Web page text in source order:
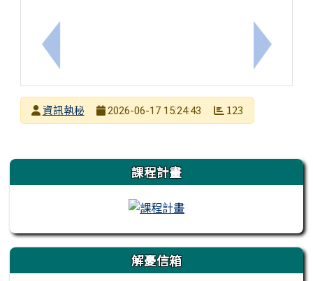
上一筆：臺南市立西港國民中學 115學年度代理教師
下一筆：
發布者
資訊執秘
2026-06-17 15:24:43 123
左邊區域內容 課程計畫
解憂信箱